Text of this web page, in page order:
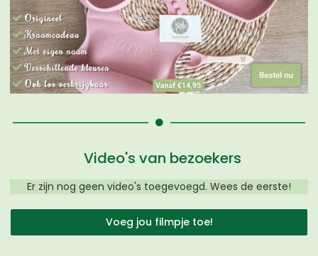
Video's van bezoekers
Er zijn nog geen video's toegevoegd. Wees de eerste!
Voeg jou filmpje toe!